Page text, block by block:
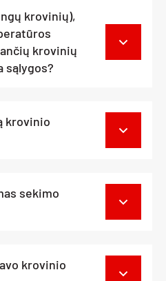
krovinių),
krovinių
sąlygos?
krovinio
sekimo
krovinio